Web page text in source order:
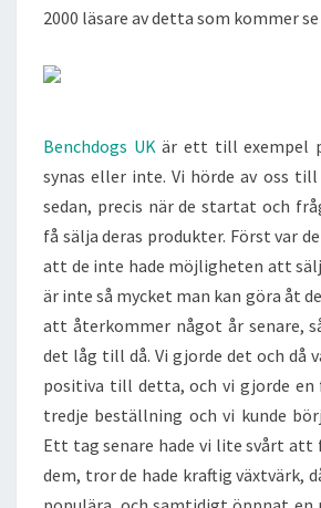
2000 läsare av detta som kommer
Benchdogs UKär ett till exempel
synas eller inte. Vi hörde av oss
sedan, precis när de startat och
få sälja deras produkter. Först var
att de inte hade möjligheten att
är inte så mycket man kan göra åt
att återkommer något år senare,
det låg till då. Vi gjorde det och då
positiva till detta, och vi gjorde en
tredje beställning och vi kunde
Ett tag senare hade vi lite svårt att
dem, tror de hade kraftig växtvärk,